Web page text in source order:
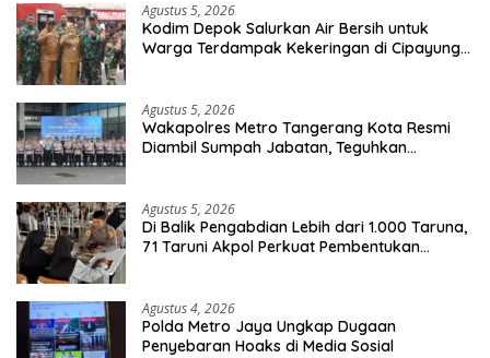
Agustus 5, 2026
Kodim Depok Salurkan Air Bersih untuk
Warga Terdampak Kekeringan di Cipayung
Agustus 5, 2026
Wakapolres Metro Tangerang Kota Resmi
Diambil Sumpah Jabatan, Teguhkan
Agustus 5, 2026
Di Balik Pengabdian Lebih dari 1.000 Taruna,
71 Taruni Akpol Perkuat Pembentukan
Agustus 4, 2026
Polda Metro Jaya Ungkap Dugaan
Penyebaran Hoaks di Media Sosial